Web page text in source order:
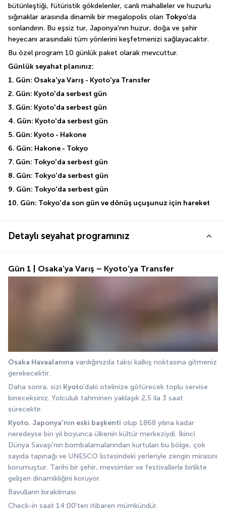
bütünleştiği, fütüristik gökdelenler, canlı mahalleler ve huzurlu
sığınaklar arasında dinamik bir megalopolis olan Tokyo'da
sonlandırın. Bu eşsiz tur, Japonya'nın huzur, doğa ve şehir
heyecanı arasındaki tüm yönlerini keşfetmenizi sağlayacaktır.
Bu özel program 10 günlük paket olarak mevcuttur.
Günlük seyahat planınız:
1. Gün: Osaka'ya Varış - Kyoto'ya Transfer
2. Gün: Kyoto'da serbest gün
3. Gün: Kyoto'da serbest gün
4. Gün: Kyoto'da serbest gün
5. Gün: Kyoto - Hakone
6. Gün: Hakone - Tokyo
7. Gün: Tokyo'da serbest gün
8. Gün: Tokyo'da serbest gün
9. Gün: Tokyo'da serbest gün
10. Gün: Tokyo'da son gün ve dönüş uçuşunuz için hareket
Detaylı seyahat programınız
Gün 1 | Osaka'ya Varış – Kyoto'ya Transfer
Osaka Havaalanına vardığınızda taksi kalkış noktasına gitmeniz
gerekecektir.
Daha sonra, sizi Kyoto'daki otelinize götürecek toplu servise
bineceksiniz. Yolculuk tahminen yaklaşık 2,5 ila 3 saat
sürecektir.
Kyoto, Japonya'nın eski başkenti olup 1868 yılına kadar
neredeyse bin yıl boyunca ülkenin kültür merkeziydi. İkinci
Dünya Savaşı'nın bombalamalarından kurtulan bu bölge, çok
sayıda tapınağı ve UNESCO listesindeki yerleriyle zengin mirasını
korumuştur. Tarihi bir şehir, mevsimler ve festivallerle birlikte
gelişen dinamikliğini koruyor.
Bavulların bırakılması.
Check-in saat 14:00'ten itibaren mümkündür.